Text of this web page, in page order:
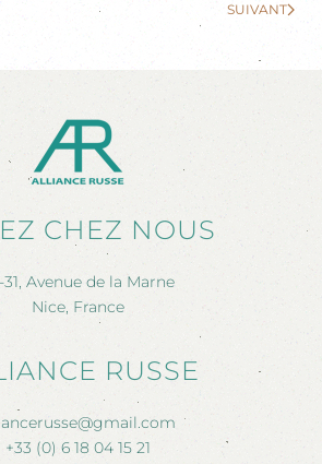
SUIVANT
CHEZ NOUS
31, Avenue de la Marne
Nice, France
RUSSE
+33 (0) 6 18 04 15 21